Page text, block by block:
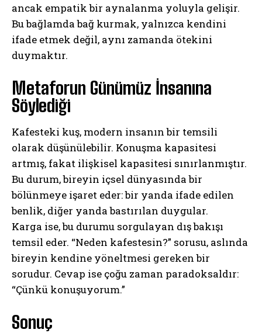
ABONE OL
ancak empatik bir aynalanma yoluyla gelişir.
Bu bağlamda bağ kurmak, yalnızca kendini
ifade etmek değil, aynı zamanda ötekini
duymaktır.
Metaforun Günümüz İnsanına
Söylediği
Kafesteki kuş, modern insanın bir temsili
olarak düşünülebilir. Konuşma kapasitesi
artmış, fakat ilişkisel kapasitesi sınırlanmıştır.
Bu durum, bireyin içsel dünyasında bir
bölünmeye işaret eder: bir yanda ifade edilen
benlik, diğer yanda bastırılan duygular.
Karga ise, bu durumu sorgulayan dış bakışı
temsil eder. “Neden kafestesin?” sorusu, aslında
bireyin kendine yöneltmesi gereken bir
sorudur. Cevap ise çoğu zaman paradoksaldır:
“Çünkü konuşuyorum.”
Sonuç